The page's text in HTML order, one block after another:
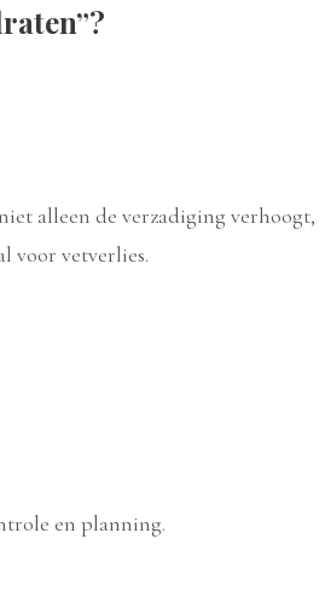
alleen de verzadiging verhoogt,
voor vetverlies.
en planning.